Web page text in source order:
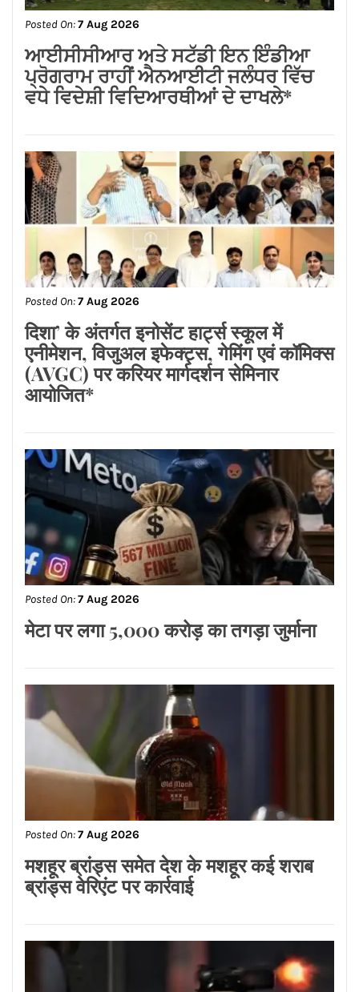
Posted On: 7 Aug 2026
*माननीय पूर्व सांसद श्री अविनाश राय खन्ना के
मुख्य आतिथ्य में रयात बाहरा प्रोफेशनल
यूनिवर्सिटी के एनएसएस विंग द्वारा भव्य ‘मिलन
भोज’ का आयोजन*
Posted On:7 Aug 2026
ਆਈਸੀਸੀਆਰ ਅਤੇ ਸਟੱਡੀ ਇਨ ਇੰਡੀਆ
ਪ੍ਰੋਗਰਾਮ ਰਾਹੀਂ ਐਨਆਈਟੀ ਜਲੰਧਰ ਵਿੱਚ
ਵਧੇ ਵਿਦੇਸ਼ੀ ਵਿਦਿਆਰਥੀਆਂ ਦੇ ਦਾਖਲੇ*
7 Aug 2026
दिशा’ के अंतर्गत इनोसेंट हार्ट्स स्कूल में
एनीमेशन, विजुअल इफेक्ट्स, गेमिंग एवं कॉमिक्स
(AVGC) पर करियर मार्गदर्शन सेमिनार
आयोजित*